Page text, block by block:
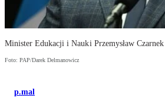
Minister Edukacji i Nauki Przemysław Czarnek
Foto: PAP/Darek Delmanowicz
p.mal